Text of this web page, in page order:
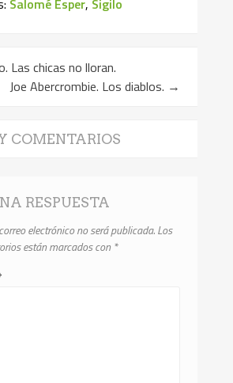
Salomé Esper, Sigilo
Las chicas no lloran.
Joe Abercrombie. Los diablos. →
COMENTARIOS
RESPUESTA
electrónico no será publicada.Los
están marcados con *